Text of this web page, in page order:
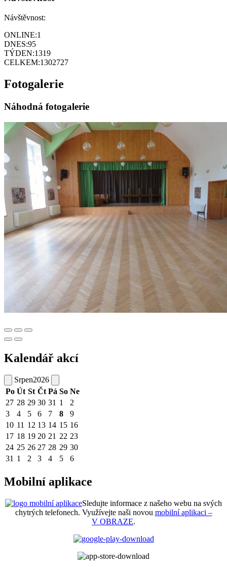
Návštěvnost:
ONLINE:1
DNES:95
TÝDEN:1319
CELKEM:1302727
Fotogalerie
Náhodná fotogalerie
Kalendář akcí
Srpen2026
Po Út St Čt Pá So Ne
27 28 29 30 31 1
2
3
4 5 6 7 8
9
10 11 12 13 14 15 16
17 18 19 20 21 22 23
24 25 26 27 28 29 30
31 1 2 3 4 5 6
Mobilní aplikace
Sledujte informace z našeho webu na svých
chytrých telefonech. Využívejte naši novou mobilní aplikaci –
V OBRAZE.